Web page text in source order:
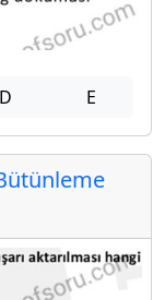
D E